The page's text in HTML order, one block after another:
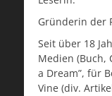
Gründerin der
Seit über 18
Medien (Buch,
a Dream”, für
Vine (div.